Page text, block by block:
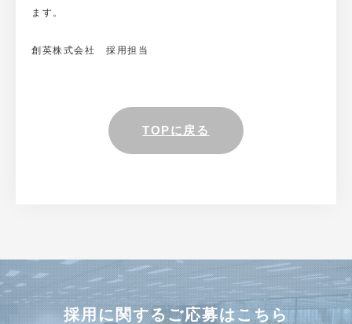
ます。
創英株式会社 採用担当
TOPに戻る
採用に関するご応募はこちら